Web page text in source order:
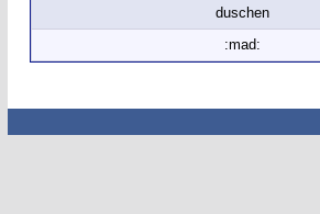
duschen
:mad: